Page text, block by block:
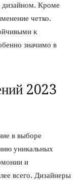
дизайном. Кроме
четко.
к
значимо в
2023
в выборе
уникальных
и
всего. Дизайнеры